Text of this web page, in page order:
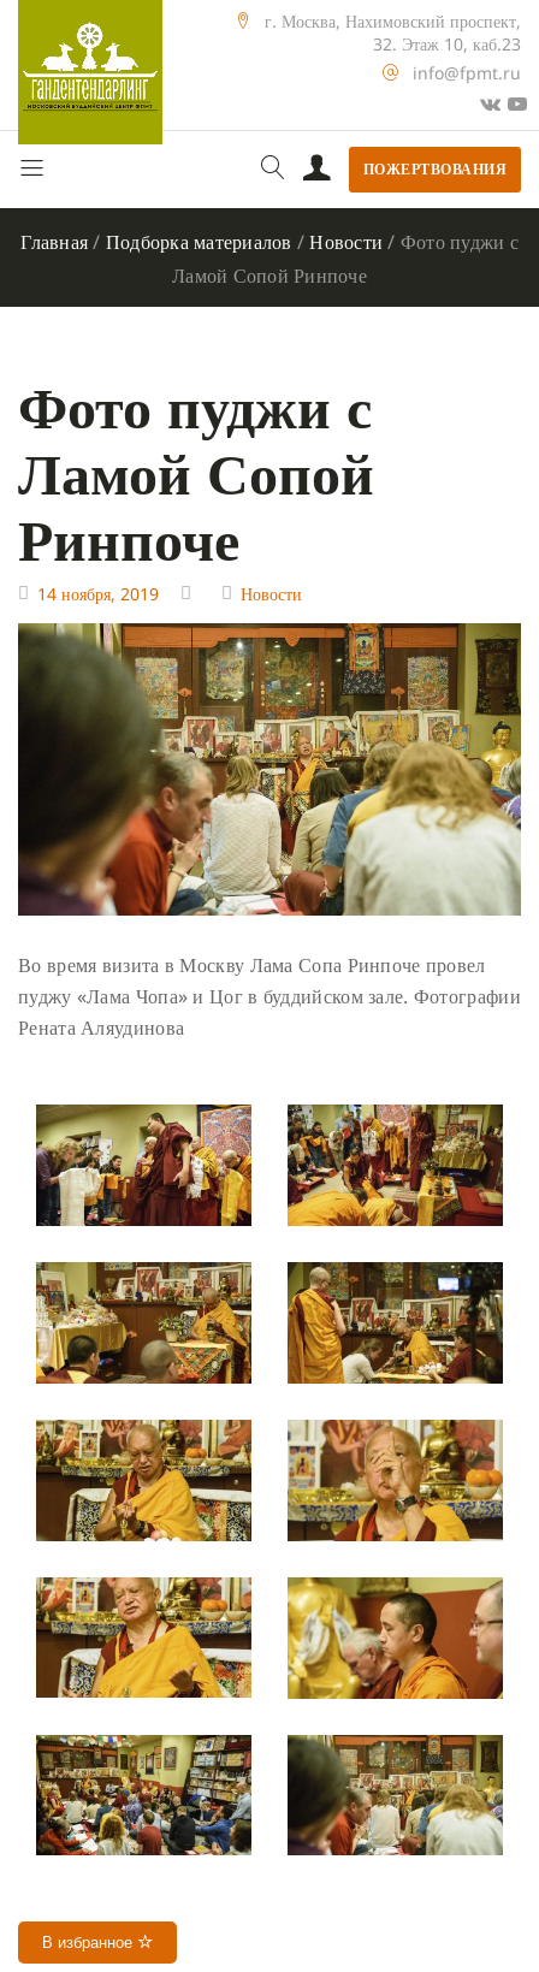
г. Москва, Нахимовский проспект,
32. Этаж 10, каб.23
info@fpmt.ru
ПОЖЕРТВОВАНИЯ
Главная/ Подборка материалов /Новости / Фото пуджи с
Ламой Сопой Ринпоче
Фото пуджи с
Ламой Сопой
Ринпоче
14 ноября, 2019 Новости
Во время визита в Москву Лама Сопа Ринпоче провел
пуджу «Лама Чопа» и Цог в буддийском зале. Фотографии
Рената Аляудинова
В избранное